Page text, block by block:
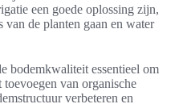
een goede oplossing zijn,
van de planten gaan en water
bodemkwaliteit essentieel om
van organische
verbeteren en